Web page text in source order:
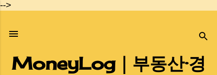
-->
기본 콘텐츠로 건너뛰기
MoneyLog｜부동산·경